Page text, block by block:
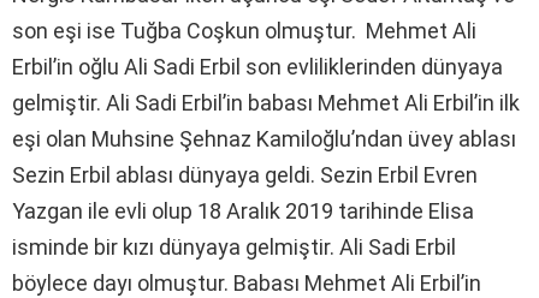
son eşi ise Tuğba Coşkun olmuştur. Mehmet Ali
Erbil’in oğlu Ali Sadi Erbil son evliliklerinden dünyaya
gelmiştir. Ali Sadi Erbil’in babası Mehmet Ali Erbil’in ilk
eşi olan Muhsine Şehnaz Kamiloğlu’ndan üvey ablası
Sezin Erbil ablası dünyaya geldi. Sezin Erbil Evren
Yazgan ile evli olup 18 Aralık 2019 tarihinde Elisa
isminde bir kızı dünyaya gelmiştir. Ali Sadi Erbil
böylece dayı olmuştur. Babası Mehmet Ali Erbil’in